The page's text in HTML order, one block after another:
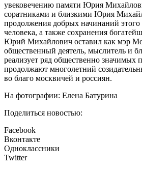
увековечению памяти Юрия
соратниками и близкими Юрия
продолжения добрых начинаний
человека, а также сохранения
Юрий Михайлович оставил как мэр
общественный деятель, мыслитель и
реализует ряд общественно значимых
продолжают многолетний
во благо москвичей и россиян.
На фотографии: Елена Батурина
Поделиться новостью:
Facebook
Вконтакте
Одноклассники
Twitter